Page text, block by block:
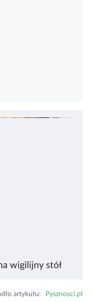
wigilijny stół
artykułu: Pysznosci.pl